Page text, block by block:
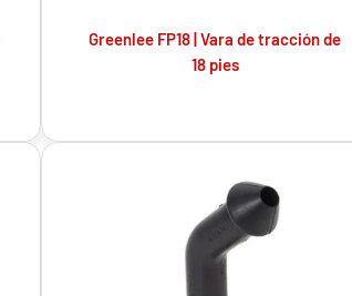
Greenlee FP18 | Vara de tracción de
18 pies